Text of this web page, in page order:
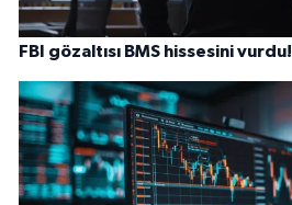
FBI gözaltısı BMS hissesini vurdu!